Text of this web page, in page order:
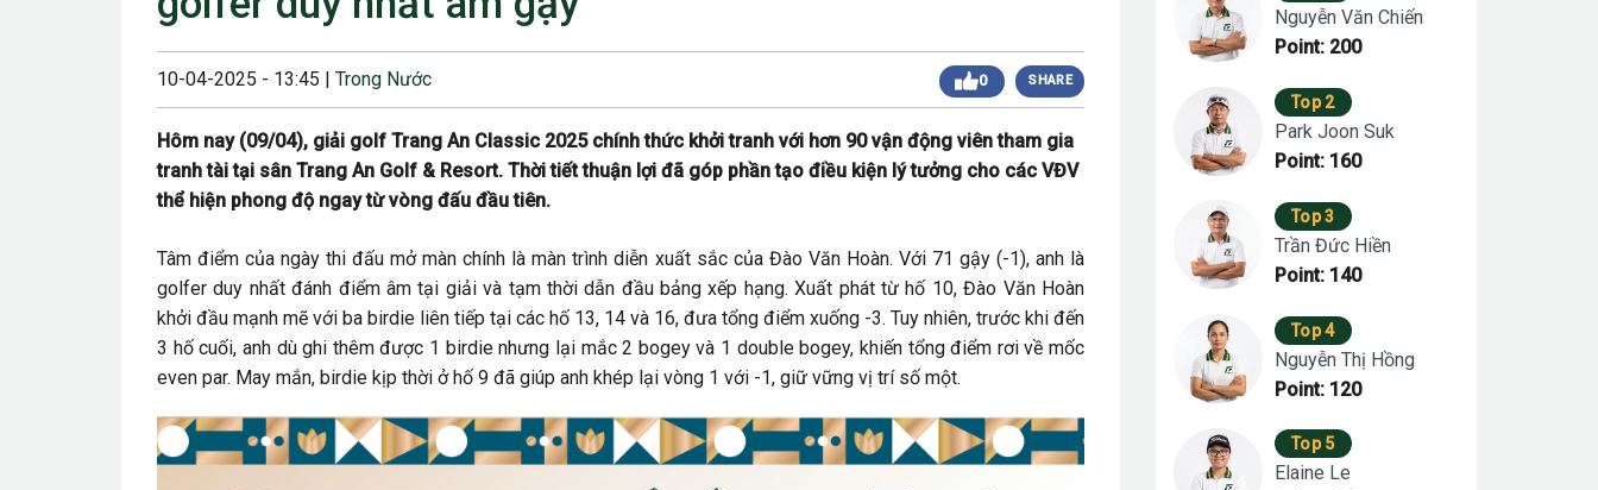
23/08/2024 12:00 sáng
28/06/2024 12:00 chiều
Giải Golf Gia Đình lần 1 (Family Golf Tournament
Giải Golf Doanh nghiệp và Thương hiệu Việt Nam
lần thứ 22 (Business Vietnam Cup 22)
25/04/2024 6:00 sáng
Giải Golf Vô địch các CLB toàn quốc Lần 1
(Vietnam Golf Club Championship 2024)
07/03/2024 12:00 chiều
22/12/2023 12:30 chiều
Couple 2)
26/10/2023 12:00 chiều
Giải Golf Business & Brand VN Championship 20
10-04-2025 - 13:45 | Trong Nước 0 SHARE
Hôm nay (09/04), giải golf Trang An Classic 2025 chính thức khởi tranh với hơn 90 vận động viên tham gia
tranh tài tại sân Trang An Golf & Resort. Thời tiết thuận lợi đã góp phần tạo điều kiện lý tưởng cho các VĐV
thể hiện phong độ ngay từ vòng đấu đầu tiên.
Tâm điểm của ngày thi đấu mở màn chính là màn trình diễn xuất sắc của Đào Văn Hoàn. Với 71 gậy (-1), anh là
golfer duy nhất đánh điểm âm tại giải và tạm thời dẫn đầu bảng xếp hạng. Xuất phát từ hố 10, Đào Văn Hoàn
khởi đầu mạnh mẽ với ba birdie liên tiếp tại các hố 13, 14 và 16, đưa tổng điểm xuống -3. Tuy nhiên, trước khi đến
3 hố cuối, anh dù ghi thêm được 1 birdie nhưng lại mắc 2 bogey và 1 double bogey, khiến tổng điểm rơi về mốc
even par. May mắn, birdie kịp thời ở hố 9 đã giúp anh khép lại vòng 1 với -1, giữ vững vị trí số một.
Nguyễn Văn Chiến
Point: 200
Top 2
Park Joon Suk
Point: 160
Top 3
Trần Đức Hiền
Point: 140
Top 4
Nguyễn Thị Hồng
Point: 120
Top 5
Elaine Le